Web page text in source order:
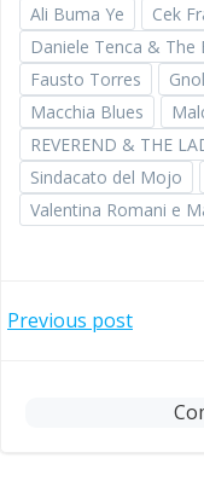
Ali Buma Ye
Cek
Daniele Tenca & The
Fausto Torres
Macchia Blues
REVEREND & THE
Sindacato del Mojo
Valentina Romani e
Post
Previous post